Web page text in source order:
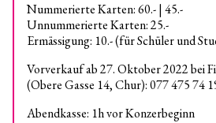
Nummerierte Karten: 60.- | 45.-
Unnummerierte Karten: 25.-
Ermässigung: 10.- (für Schüler und
Vorverkauf ab 27. Oktober 2022 bei
(Obere Gasse 14, Chur): 077 475 74
Abendkasse: 1h vor Konzerbeginn